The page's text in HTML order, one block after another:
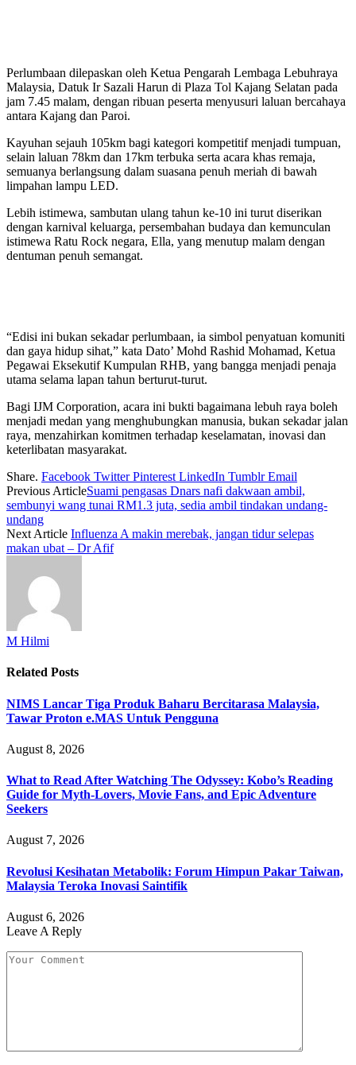
Perlumbaan dilepaskan oleh Ketua Pengarah Lembaga Lebuhraya
Malaysia, Datuk Ir Sazali Harun di Plaza Tol Kajang Selatan pada
jam 7.45 malam, dengan ribuan peserta menyusuri laluan bercahaya
antara Kajang dan Paroi.
Kayuhan sejauh 105km bagi kategori kompetitif menjadi tumpuan,
selain laluan 78km dan 17km terbuka serta acara khas remaja,
semuanya berlangsung dalam suasana penuh meriah di bawah
limpahan lampu LED.
Lebih istimewa, sambutan ulang tahun ke-10 ini turut diserikan
dengan karnival keluarga, persembahan budaya dan kemunculan
istimewa Ratu Rock negara, Ella, yang menutup malam dengan
dentuman penuh semangat.
“Edisi ini bukan sekadar perlumbaan, ia simbol penyatuan komuniti
dan gaya hidup sihat,” kata Dato’ Mohd Rashid Mohamad, Ketua
Pegawai Eksekutif Kumpulan RHB, yang bangga menjadi penaja
utama selama lapan tahun berturut-turut.
Bagi IJM Corporation, acara ini bukti bagaimana lebuh raya boleh
menjadi medan yang menghubungkan manusia, bukan sekadar jalan
raya, menzahirkan komitmen terhadap keselamatan, inovasi dan
keterlibatan masyarakat.
Share. Facebook Twitter Pinterest LinkedIn Tumblr Email
Previous ArticleSuami pengasas Dnars nafi dakwaan ambil,
sembunyi wang tunai RM1.3 juta, sedia ambil tindakan undang-
undang
Next Article Influenza A makin merebak, jangan tidur selepas
makan ubat – Dr Afif
M Hilmi
Related Posts
NIMS Lancar Tiga Produk Baharu Bercitarasa Malaysia,
Tawar Proton e.MAS Untuk Pengguna
August 8, 2026
What to Read After Watching The Odyssey: Kobo’s Reading
Guide for Myth-Lovers, Movie Fans, and Epic Adventure
Seekers
August 7, 2026
Revolusi Kesihatan Metabolik: Forum Himpun Pakar Taiwan,
Malaysia Teroka Inovasi Saintifik
August 6, 2026
Leave A Reply